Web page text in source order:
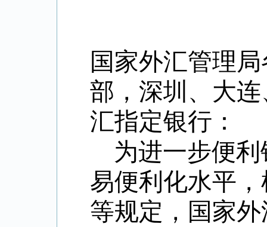
国家外汇管理
部，深圳、大
汇指定银行：
为进一步便
易便利化水平
等规定，国家